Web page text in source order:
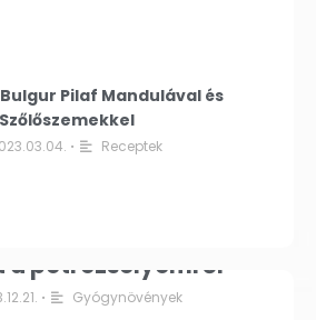
Pilaf Mandulával és
Szőlőszemekkel
• Receptek
a petrezselyemről
• Gyógynövények